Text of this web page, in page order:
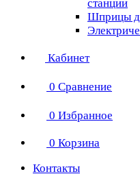
станции
Шприцы
Кабинет
0 Сравнение
0 Избранное
0 Корзина
Контакты